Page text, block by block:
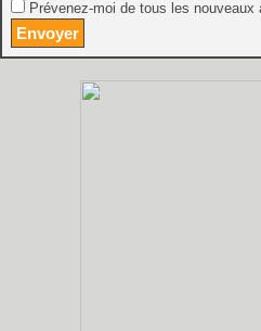
Prévenez-moi de tous les nouveaux